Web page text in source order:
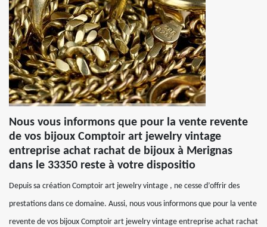
Nous vous informons que pour la vente revente
de vos bijoux Comptoir art jewelry vintage
entreprise achat rachat de bijoux à Merignas
dans le 33350 reste à votre dispositio
Depuis sa création Comptoir art jewelry vintage , ne cesse d’offrir des
prestations dans ce domaine. Aussi, nous vous informons que pour la vente
revente de vos bijoux Comptoir art jewelry vintage entreprise achat rachat